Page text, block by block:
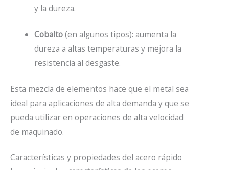
y la dureza.
Cobalto(en algunos tipos): aumenta la
dureza a altas temperaturas y mejora la
resistencia al desgaste.
Esta mezcla de elementos hace que el metal sea
ideal para aplicaciones de alta demanda y que se
pueda utilizar en operaciones de alta velocidad
de maquinado.
Características y propiedades del acero rápido